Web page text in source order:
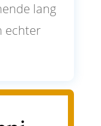
lang
echter